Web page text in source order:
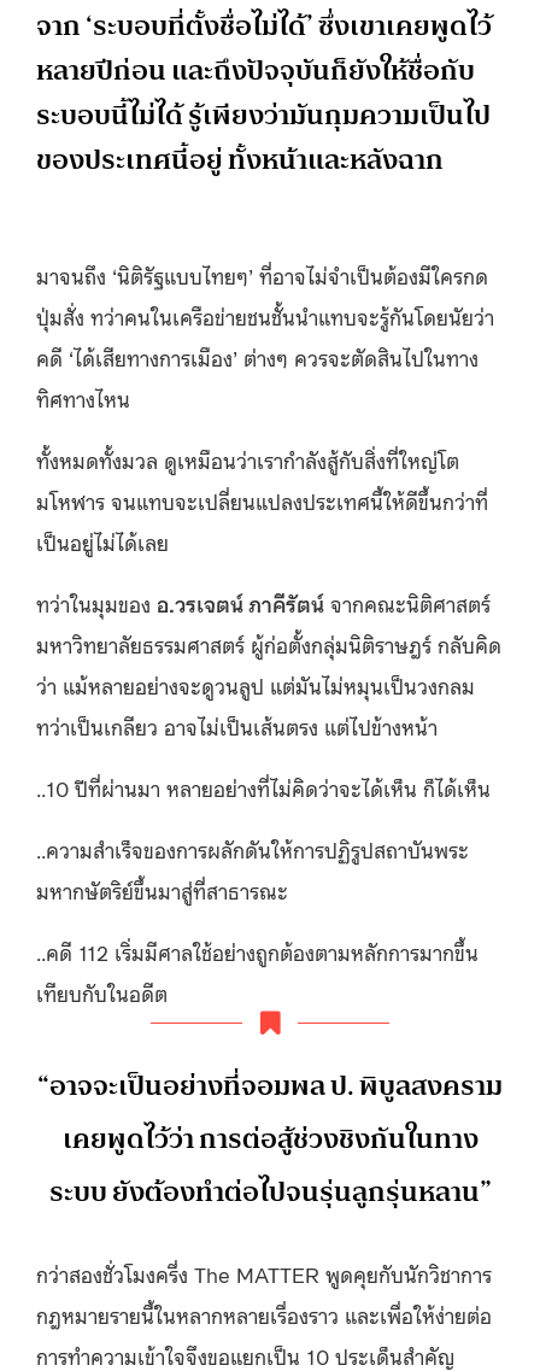
จาก ‘ระบอบที่ตั้งชื่อไม่ได้’ ซึ่งเขาเคยพูดไว้
หลายปีก่อน และถึงปัจจุบันก็ยังให้ชื่อกับ
ระบอบนี้ไม่ได้ รู้เพียงว่ามันกุมความเป็นไป
ของประเทศนี้อยู่ ทั้งหน้าและหลังฉาก
มาจนถึง ‘นิติรัฐแบบไทยๆ’ ที่อาจไม่จำเป็นต้องมีใครกด
ปุ่มสั่ง ทว่าคนในเครือข่ายชนชั้นนำแทบจะรู้กันโดยนัยว่า
คดี ‘ได้เสียทางการเมือง’ ต่างๆ ควรจะตัดสินไปในทาง
ทิศทางไหน
ทั้งหมดทั้งมวล ดูเหมือนว่าเรากำลังสู้กับสิ่งที่ใหญ่โต
มโหฬาร จนแทบจะเปลี่ยนแปลงประเทศนี้ให้ดีขึ้นกว่าที่
เป็นอยู่ไม่ได้เลย
ทว่าในมุมของ อ.วรเจตน์ ภาคีรัตน์ จากคณะนิติศาสตร์
มหาวิทยาลัยธรรมศาสตร์ ผู้ก่อตั้งกลุ่มนิติราษฎร์ กลับคิด
ว่า แม้หลายอย่างจะดูวนลูป แต่มันไม่หมุนเป็นวงกลม
ทว่าเป็นเกลียว อาจไม่เป็นเส้นตรง แต่ไปข้างหน้า
..10 ปีที่ผ่านมา หลายอย่างที่ไม่คิดว่าจะได้เห็น ก็ได้เห็น
..ความสำเร็จของการผลักดันให้การปฏิรูปสถาบันพระ
มหากษัตริย์ขึ้นมาสู่ที่สาธารณะ
..คดี 112 เริ่มมีศาลใช้อย่างถูกต้องตามหลักการมากขึ้น
เทียบกับในอดีต
“อาจจะเป็นอย่างที่จอมพล ป. พิบูลสงคราม
เคยพูดไว้ว่า การต่อสู้ช่วงชิงกันในทาง
ระบบ ยังต้องทำต่อไปจนรุ่นลูกรุ่นหลาน”
กว่าสองชั่วโมงครึ่ง The MATTER พูดคุยกับนักวิชาการ
กฎหมายรายนี้ในหลากหลายเรื่องราว และเพื่อให้ง่ายต่อ
การทำความเข้าใจจึงขอแยกเป็น 10 ประเด็นสำคัญ